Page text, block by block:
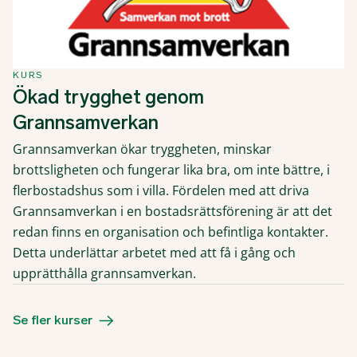
KURS
Ökad trygghet genom
Grannsamverkan
Grannsamverkan ökar tryggheten, minskar
brottsligheten och fungerar lika bra, om inte bättre, i
flerbostadshus som i villa. Fördelen med att driva
Grannsamverkan i en bostadsrättsförening är att det
redan finns en organisation och befintliga kontakter.
Detta underlättar arbetet med att få i gång och
upprätthålla grannsamverkan.
Se fler kurser